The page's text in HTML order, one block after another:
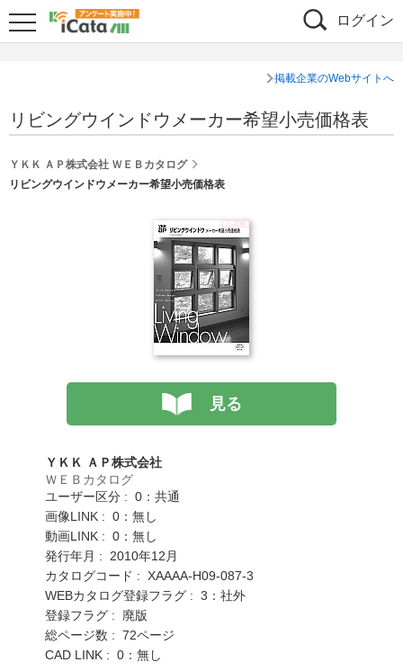
ログイン
掲載企業のWebサイトへ
リビングウインドウメーカー希望小売価格表
ＹＫＫ ＡＰ株式会社 ＷＥＢカタログ
リビングウインドウメーカー希望小売価格表
見る
ＹＫＫ ＡＰ株式会社
ＷＥＢカタログ
ユーザー区分 : 0：共通
画像LINK : 0：無し
動画LINK : 0：無し
発行年月 : 2010年12月
カタログコード : XAAAA-H09-087-3
WEBカタログ登録フラグ : 3：社外
登録フラグ : 廃版
総ページ数 : 72ページ
CAD LINK : 0：無し